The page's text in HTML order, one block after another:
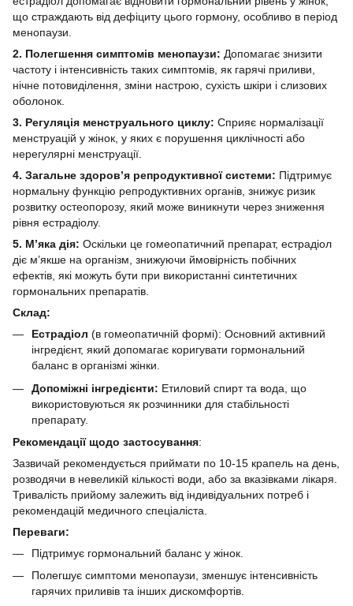
що страждають від дефіциту цього гормону, особливо в період
менопаузи.
2. Полегшення симптомів менопаузи: Допомагає знизити
частоту і інтенсивність таких симптомів, як гарячі приливи,
нічне потовиділення, зміни настрою, сухість шкіри і слизових
оболонок.
3. Регуляція менструального циклу: Сприяє нормалізації
менструацій у жінок, у яких є порушення циклічності або
нерегулярні менструації.
4. Загальне здоров’я репродуктивної системи: Підтримує
нормальну функцію репродуктивних органів, знижує ризик
розвитку остеопорозу, який може виникнути через зниження
рівня естрадіолу.
5. М’яка дія: Оскільки це гомеопатичний препарат, естрадіол
діє м’якше на організм, знижуючи ймовірність побічних
ефектів, які можуть бути при використанні синтетичних
гормональних препаратів.
Склад:
Естрадіол (в гомеопатичній формі): Основний активний
інгредієнт, який допомагає коригувати гормональний
баланс в організмі жінки.
Допоміжні інгредієнти: Етиловий спирт та вода, що
використовуються як розчинники для стабільності
препарату.
Рекомендації щодо застосування:
Зазвичай рекомендується приймати по 10-15 крапель на день,
розводячи в невеликій кількості води, або за вказівками лікаря.
Тривалість прийому залежить від індивідуальних потреб і
рекомендацій медичного спеціаліста.
Переваги:
Підтримує гормональний баланс у жінок.
Полегшує симптоми менопаузи, зменшує інтенсивність
гарячих приливів та інших дискомфортів.